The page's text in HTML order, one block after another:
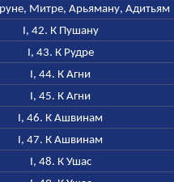
Митре, Арьяману, Адитьям
I, 42. К Пушану
I, 43. К Рудре
I, 44. К Агни
I, 45. К Агни
I, 46. К Ашвинам
I, 47. К Ашвинам
I, 48. К Ушас